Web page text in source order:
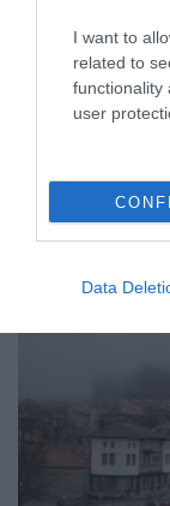
I want to
related to
functionality
user
Data
Στάθης
ταξίδι στην
Ο